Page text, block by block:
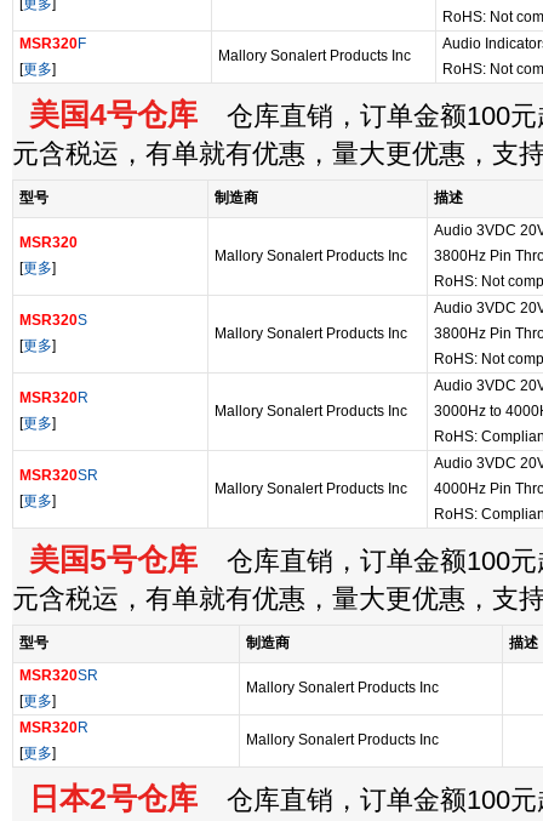
[更多]
RoHS: Not
MSR320F
[更多]
Mallory Sonalert Products Inc
Audio
RoHS: Not
美国4号仓库 仓库直销，订单金额100元
元含税运，有单就有优惠，量大更优惠，支
型号 制造商 描述
MSR320
[更多]
Mallory Sonalert Products Inc
Audio 3VDC
3800Hz Pin
RoHS: Not
MSR320S
[更多]
Mallory Sonalert Products Inc
Audio 3VDC
3800Hz Pin
RoHS: Not
MSR320R
[更多]
Mallory Sonalert Products Inc
Audio 3VDC
3000Hz to
RoHS:
MSR320SR
[更多]
Mallory Sonalert Products Inc
Audio 3VDC
4000Hz Pin
RoHS:
美国5号仓库 仓库直销，订单金额100元
元含税运，有单就有优惠，量大更优惠，支
型号 制造商
描述
MSR320SR
[更多]
Mallory Sonalert Products Inc
MSR320R
[更多]
Mallory Sonalert Products Inc
日本2号仓库 仓库直销，订单金额100元